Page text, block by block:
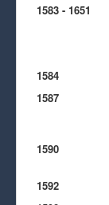
1583 - 1651
1584
1587
1590
1592